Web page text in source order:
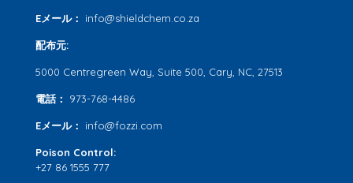
Eメール： info@shieldchem.co.za
配布元:
5000 Centregreen Way, Suite 500, Cary, NC, 27513
電話： 973-768-4486
Eメール： info@fozzi.com
Poison Control:
+27 86 1555 777